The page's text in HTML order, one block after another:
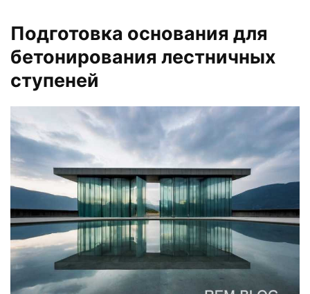
Подготовка основания для
бетонирования лестничных
ступеней